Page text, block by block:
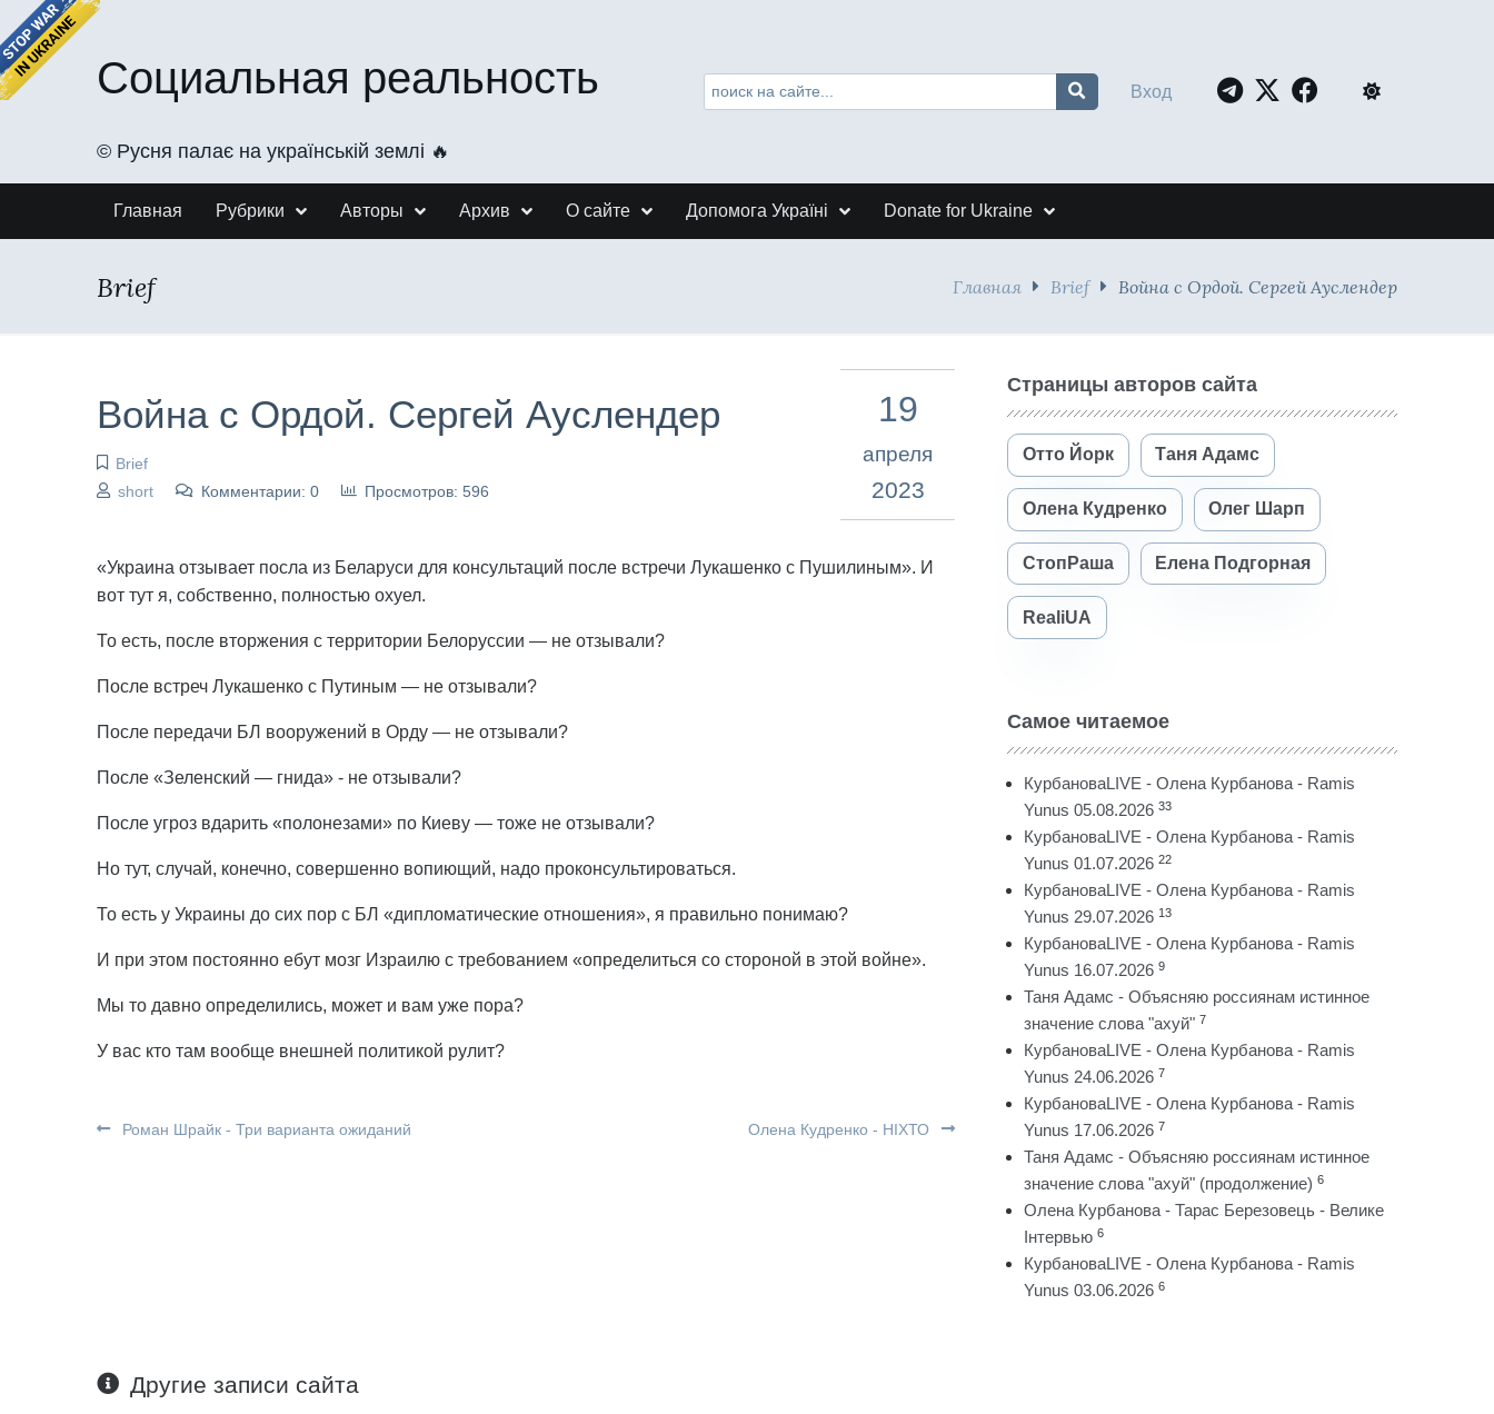
Социальная реальность
©️ Русня палає на українській землі 🔥
Вход
Главная Рубрики Авторы Архив О сайте Допомога Україні Donate for Ukraine
Brief Главная Brief Война с Ордой. Сергей Ауслендер
Война с Ордой. Сергей Ауслендер
Brief
short
Комментарии: 0 Просмотров: 596
19
апреля
2023
«Украина отзывает посла из Беларуси для консультаций после встречи Лукашенко с Пушилиным». И
вот тут я, собственно, полностью охуел.
То есть, после вторжения с территории Белоруссии — не отзывали?
После встреч Лукашенко с Путиным — не отзывали?
После передачи БЛ вооружений в Орду — не отзывали?
После «Зеленский — гнида» - не отзывали?
После угроз вдарить «полонезами» по Киеву — тоже не отзывали?
Но тут, случай, конечно, совершенно вопиющий, надо проконсультироваться.
То есть у Украины до сих пор с БЛ «дипломатические отношения», я правильно понимаю?
И при этом постоянно ебут мозг Израилю с требованием «определиться со стороной в этой войне».
Мы то давно определились, может и вам уже пора?
У вас кто там вообще внешней политикой рулит?
Роман Шрайк - Три варианта ожиданий Олена Кудренко - НІХТО
Другие записи сайта
Страницы авторов сайта
Отто Йорк Таня Адамс
Олена Кудренко Олег Шарп
СтопРаша Елена Подгорная
RealiUA
Самое читаемое
КурбановаLIVE - Олена Курбанова - Ramis
Yunus 05.08.2026 33
КурбановаLIVE - Олена Курбанова - Ramis
Yunus 01.07.2026 22
КурбановаLIVE - Олена Курбанова - Ramis
Yunus 29.07.2026 13
КурбановаLIVE - Олена Курбанова - Ramis
Yunus 16.07.2026 9
Таня Адамс - Объясняю россиянам истинное
значение слова "ахуй" 7
КурбановаLIVE - Олена Курбанова - Ramis
Yunus 24.06.2026 7
КурбановаLIVE - Олена Курбанова - Ramis
Yunus 17.06.2026 7
Таня Адамс - Объясняю россиянам истинное
значение слова "ахуй" (продолжение) 6
Олена Курбанова - Тарас Березовець - Велике
Інтервью 6
КурбановаLIVE - Олена Курбанова - Ramis
Yunus 03.06.2026 6